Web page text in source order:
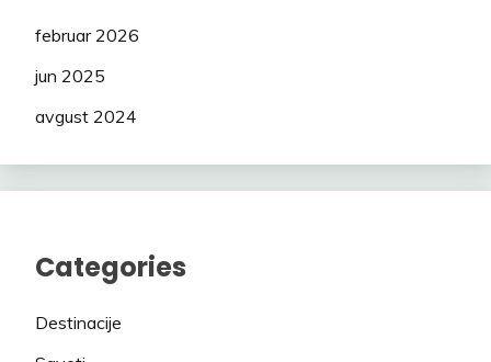
februar 2026
jun 2025
avgust 2024
Categories
Destinacije